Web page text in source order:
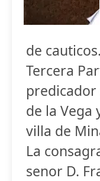
de
Tercera
predicador
de la Vega
villa de
La
senor D.